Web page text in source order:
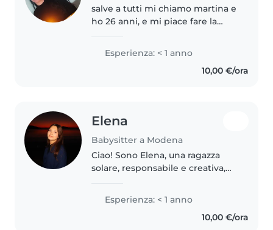
salve a tutti mi chiamo martina e
ho 26 anni, e mi piace fare la
contatto con i bambini e ho
molto istinto materno e lo
notano subito chi mi conosce...
Esperienza: < 1 anno
10,00 €/ora
Elena
Babysitter a Modena
Ciao! Sono Elena, una ragazza
solare, responsabile e creativa,
esperienza come babysitter. Ho
un diploma di liceo scientifico e
Esperienza: < 1 anno
10,00 €/ora